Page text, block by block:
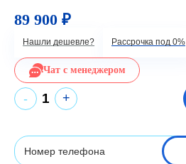
- +
89 900 ₽
Нашли дешевле? Рассрочка под 0%
Чат с менеджером